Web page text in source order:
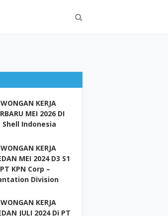
KERJA
MEI 2026 DI
Shell Indonesia
KERJA
MEI 2024 D3 S1
KPN Corp –
Division
KERJA
JULI 2024 Di PT